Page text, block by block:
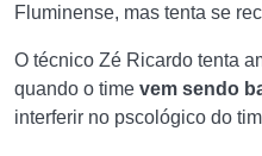
Fluminense, mas tenta se
O técnico Zé Ricardo tenta
quando o time vem sendo
interferir no pscológico do